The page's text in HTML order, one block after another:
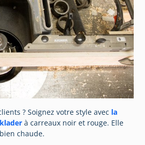
? Soignez votre style avec la
à carreaux noir et rouge. Elle
chaude.